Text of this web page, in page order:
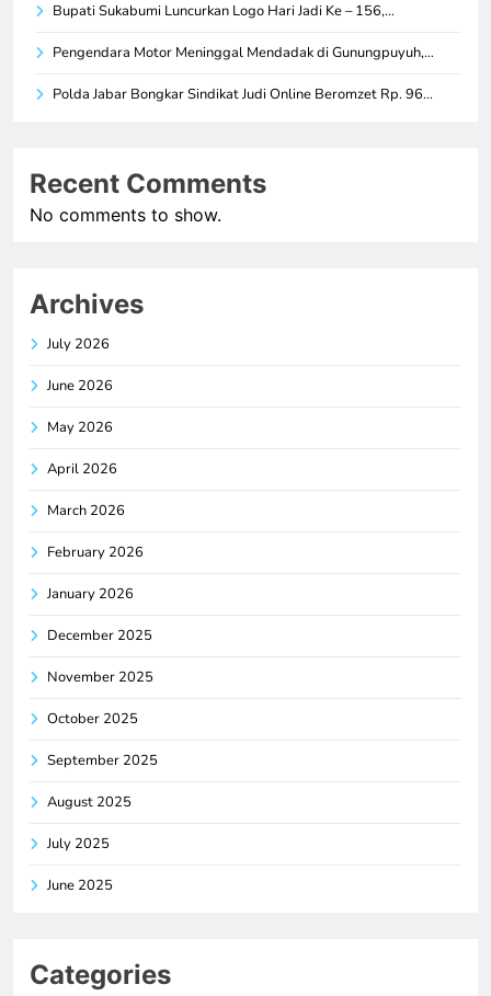
Bupati Sukabumi Luncurkan Logo Hari Jadi Ke – 156,…
Pengendara Motor Meninggal Mendadak di Gunungpuyuh,…
Polda Jabar Bongkar Sindikat Judi Online Beromzet Rp. 96…
Recent Comments
No comments to show.
Archives
July 2026
June 2026
May 2026
April 2026
March 2026
February 2026
January 2026
December 2025
November 2025
October 2025
September 2025
August 2025
July 2025
June 2025
Categories